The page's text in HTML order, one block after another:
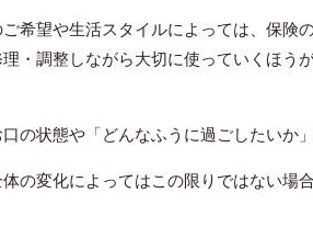
希望や生活スタイルによっては、保険
・調整しながら大切に使っていくほう
の状態や「どんなふうに過ごしたいか
の変化によってはこの限りではない場合